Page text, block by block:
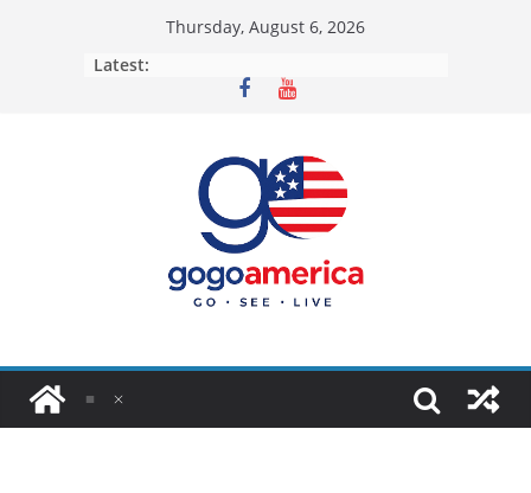
Thursday, August 6, 2026
Latest: